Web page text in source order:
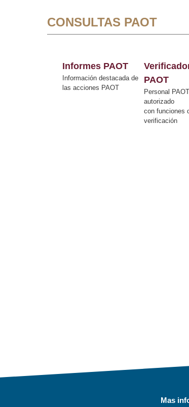
CONSULTAS PAOT
Informes PAOT
Información destacada de
las acciones PAOT
PAOT
Personal PAOT
autorizado
con funciones
verificación
Mas